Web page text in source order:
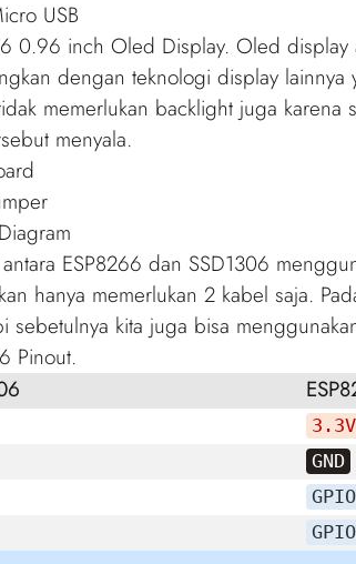
USB
0.96 inch Oled Display. Oled
dengan teknologi display
memerlukan backlight juga
menyala.
ESP8266 dan SSD1306
hanya memerlukan 2 kabel saja.
sebetulnya kita juga bisa
Pinout.
3.3V
GND